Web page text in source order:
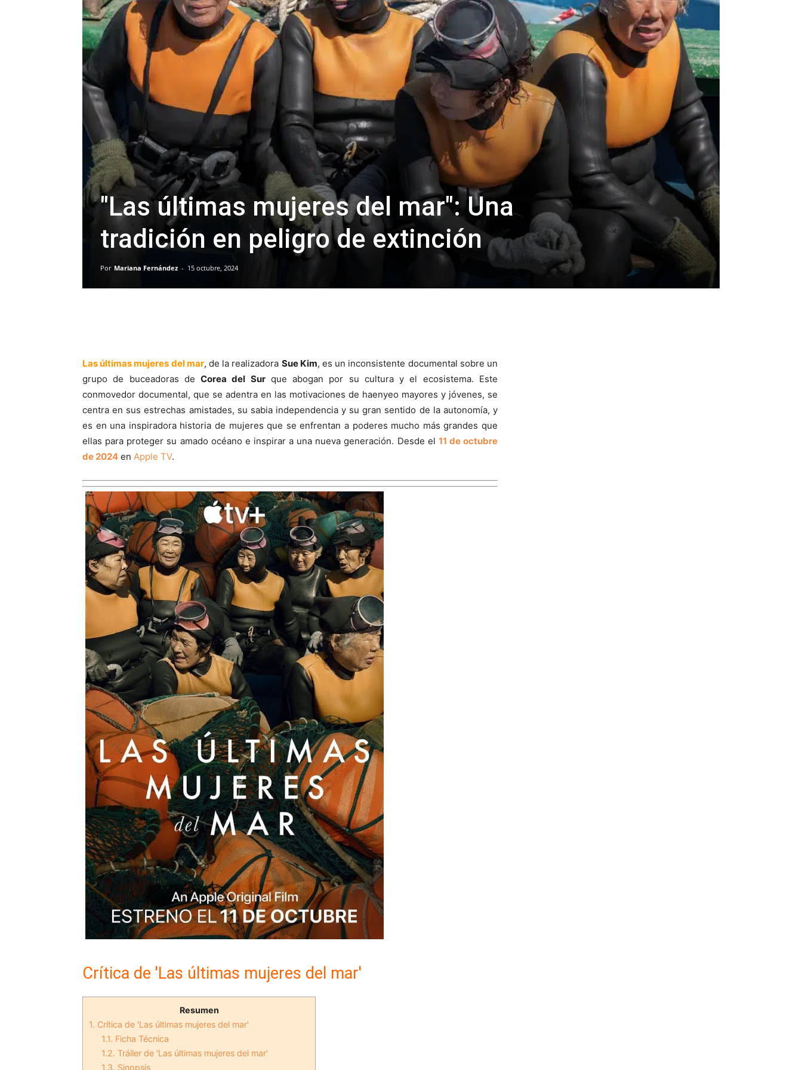
"Las últimas mujeres del mar": Una
tradición en peligro de extinción
Por Mariana Fernández - 15 octubre, 2024
Las últimas mujeres del mar, de la realizadora Sue Kim, es un inconsistente documental sobre un
grupo de buceadoras deCorea del Surque abogan por su cultura y el ecosistema. Este
conmovedor documental, que se adentra en las motivaciones de haenyeo mayores y jóvenes, se
centra en sus estrechas amistades, su sabia independencia y su gran sentido de la autonomía, y
es en una inspiradora historia de mujeres que se enfrentan a poderes mucho más grandes que
ellas para proteger su amado océano e inspirar a una nueva generación. Desde el 11 de octubre
de 2024 en Apple TV.
Crítica de 'Las últimas mujeres del mar'
Resumen
1. Crítica de 'Las últimas mujeres del mar'
1.1. Ficha Técnica
1.2. Tráiler de 'Las últimas mujeres del mar'
1.3. Sinopsis